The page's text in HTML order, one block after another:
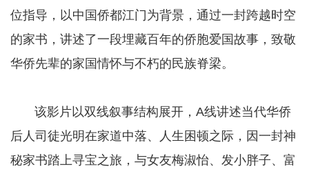
位指导，以中国侨都江门为背景，通过一封跨越时空
的家书，讲述了一段埋藏百年的侨胞爱国故事，致敬
华侨先辈的家国情怀与不朽的民族脊梁。
​​​​​​​ 该影片以双线叙事结构展开，A线讲述当代华侨
后人司徒光明在家道中落、人生困顿之际，因一封神
秘家书踏上寻宝之旅，与女友梅淑怡、发小胖子、富